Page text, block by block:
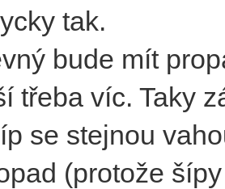
tak.
bude mít
třeba víc. Taky
se stejnou
(protože